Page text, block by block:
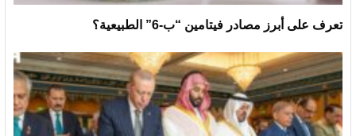
تعرف على أبرز مصادر فيتامين “ب-6” الطبيعية؟